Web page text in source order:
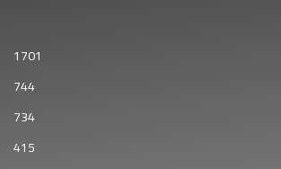
1701
744
734
415